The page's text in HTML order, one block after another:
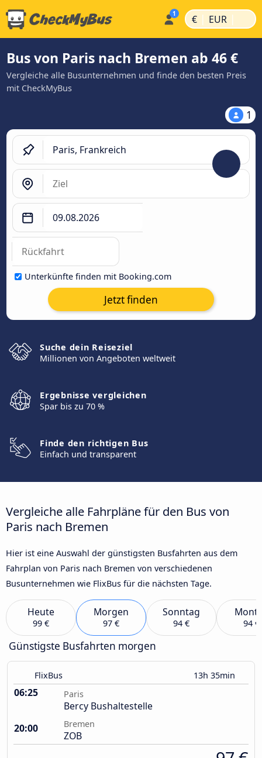
€ | EUR |
Bus von Paris nach Bremen ab 46 €
Vergleiche alle Busunternehmen und finde den besten Preis
mit CheckMyBus
1
Unterkünfte finden mit Booking.com
Jetzt finden
Suche dein Reiseziel
Millionen von Angeboten weltweit
Ergebnisse vergleichen
Spar bis zu 70 %
Finde den richtigen Bus
Einfach und transparent
Vergleiche alle Fahrpläne für den Bus von
Paris nach Bremen
Hier ist eine Auswahl der günstigsten Busfahrten aus dem
Fahrplan von Paris nach Bremen von verschiedenen
Busunternehmen wie FlixBus für die nächsten Tage.
Heute
99 €
Morgen
97 €
Sonntag
94 € 94 €
Günstigste Busfahrten morgen
FlixBus 13h 35min
06:25 Paris
Bercy Bushaltestelle
20:00
Bremen
ZOB